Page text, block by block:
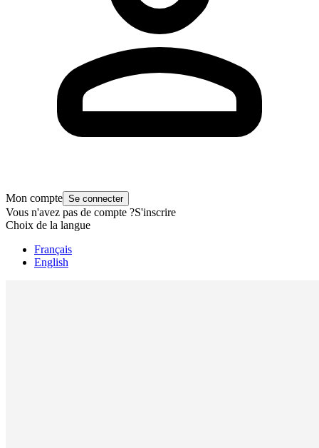
Mon compte Se connecter
Vous n'avez pas de compte ?S'inscrire
Choix de la langue
Français
English